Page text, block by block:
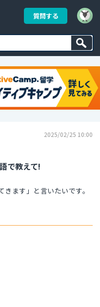
質問する
2025/02/25 10:00
で教えて!
ます」と言いたいです。